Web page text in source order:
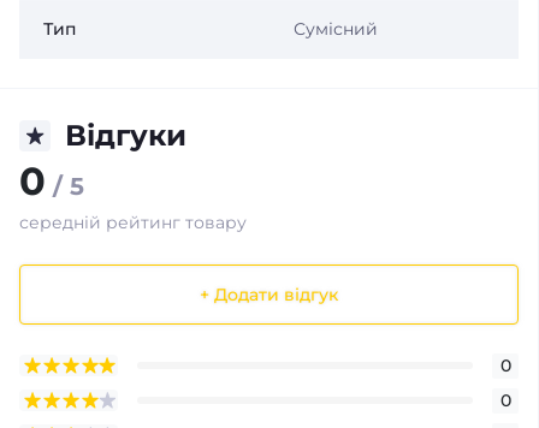
Тип Сумісний
Відгуки
0 / 5
середній рейтинг товару
+ Додати відгук
0
0